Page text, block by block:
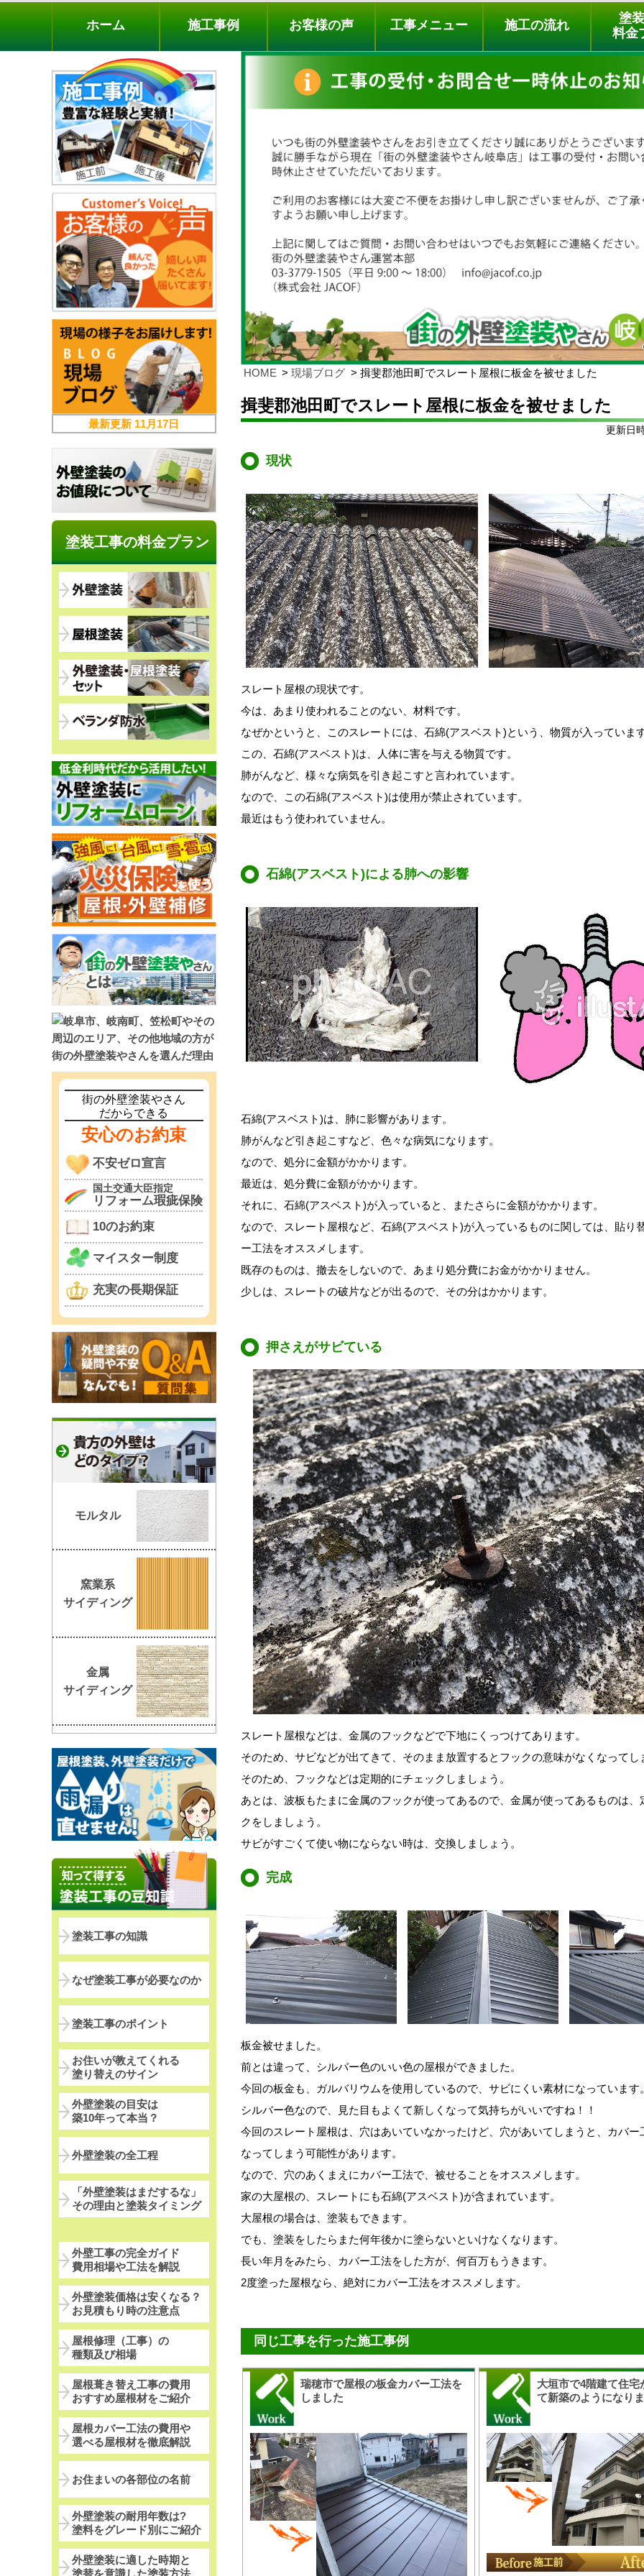
料金プラン 無料点検
ホーム 施工事例 お客様の声 工事メニュー 施工の流れ
塗
料金
HOME 現場ブログ 揖斐郡池田町でスレート屋根に板金を被せました
揖斐郡池田町でスレート屋根に板金を被せました
更新日
現状
スレート屋根の現状です。
今は、あまり使われることのない、材料です。
なぜかというと、このスレートには、石綿(アスベスト)という、物質が入っていま
この、石綿(アスベスト)は、人体に害を与える物質です。
肺がんなど、様々な病気を引き起こすと言われています。
なので、この石綿(アスベスト)は使用が禁止されています。
最近はもう使われていません。
石綿(アスベスト)による肺への影響
石綿(アスベスト)は、肺に影響があります。
肺がんなど引き起こすなど、色々な病気になります。
なので、処分に金額がかかります。
最近は、処分費に金額がかかります。
それに、石綿(アスベスト)が入っていると、またさらに金額がかかります。
なので、スレート屋根など、石綿(アスベスト)が入っているものに関しては、貼り
ー工法をオススメします。
既存のものは、撤去をしないので、あまり処分費にお金がかかりません。
少しは、スレートの破片などが出るので、その分はかかります。
押さえがサビている
スレート屋根などは、金属のフックなどで下地にくっつけてあります。
そのため、サビなどが出てきて、そのまま放置するとフックの意味がなくなってし
そのため、フックなどは定期的にチェックしましょう。
あとは、波板もたまに金属のフックが使ってあるので、金属が使ってあるものは、
クをしましょう。
サビがすごくて使い物にならない時は、交換しましょう。
完成
板金被せました。
前とは違って、シルバー色のいい色の屋根ができました。
今回の板金も、ガルバリウムを使用しているので、サビにくい素材になっています
シルバー色なので、見た目もよくて新しくなって気持ちがいいですね！！
今回のスレート屋根は、穴はあいていなかったけど、穴があいてしまうと、カバー
なってしまう可能性があります。
なので、穴のあくまえにカバー工法で、被せることをオススメします。
家の大屋根の、スレートにも石綿(アスベスト)が含まれています。
大屋根の場合は、塗装もできます。
でも、塗装をしたらまた何年後かに塗らないといけなくなります。
長い年月をみたら、カバー工法をした方が、何百万もうきます。
2度塗った屋根なら、絶対にカバー工法をオススメします。
同じ工事を行った施工事例
瑞穂市で屋根の板金カバー工法を
しました
大垣市で4階建て住宅
て新築のようにな
最新更新 11月17日
塗装工事の料金プラン
街の外壁塗装やさん
だからできる
安心のお約束
不安ゼロ宣言
国土交通大臣指定
リフォーム瑕疵保険
10のお約束
マイスター制度
充実の長期保証
モルタル
窯業系
サイディング
金属
サイディング
塗装工事の知識
なぜ塗装工事が必要なのか
塗装工事のポイント
お住いが教えてくれる
塗り替えのサイン
外壁塗装の目安は
築10年って本当？
外壁塗装の全工程
「外壁塗装はまだするな」
その理由と塗装タイミング
外壁工事の完全ガイド
費用相場や工法を解説
外壁塗装価格は安くなる？
お見積もり時の注意点
屋根修理（工事）の
種類及び相場
屋根葺き替え工事の費用
おすすめ屋根材をご紹介
屋根カバー工法の費用や
選べる屋根材を徹底解説
お住まいの各部位の名前
外壁塗装の耐用年数は?
塗料をグレード別にご紹介
外壁塗装に適した時期と